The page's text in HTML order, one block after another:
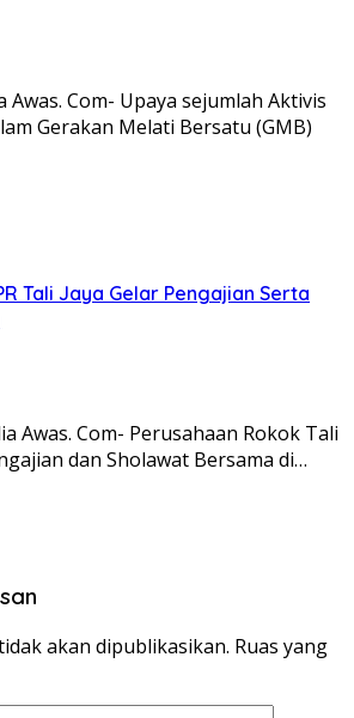
Awas. Com- Upaya sejumlah Aktivis
Gerakan Melati Bersatu (GMB)
Tali Jaya Gelar Pengajian Serta
Awas. Com- Perusahaan Rokok Tali
dan Sholawat Bersama di…
akan dipublikasikan. Ruas yang